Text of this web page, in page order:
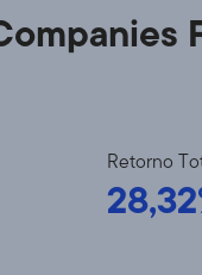
Retorno